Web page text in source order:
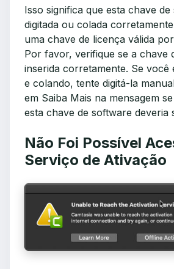
Isso significa que esta chave
digitada ou colada
uma chave de licença válida
Por favor, verifique se a chave
inserida corretamente. Se você
e colando, tente digitá-la
em Saiba Mais na mensagem
esta chave de software deveria
Não Foi Possível
Serviço de Ativação